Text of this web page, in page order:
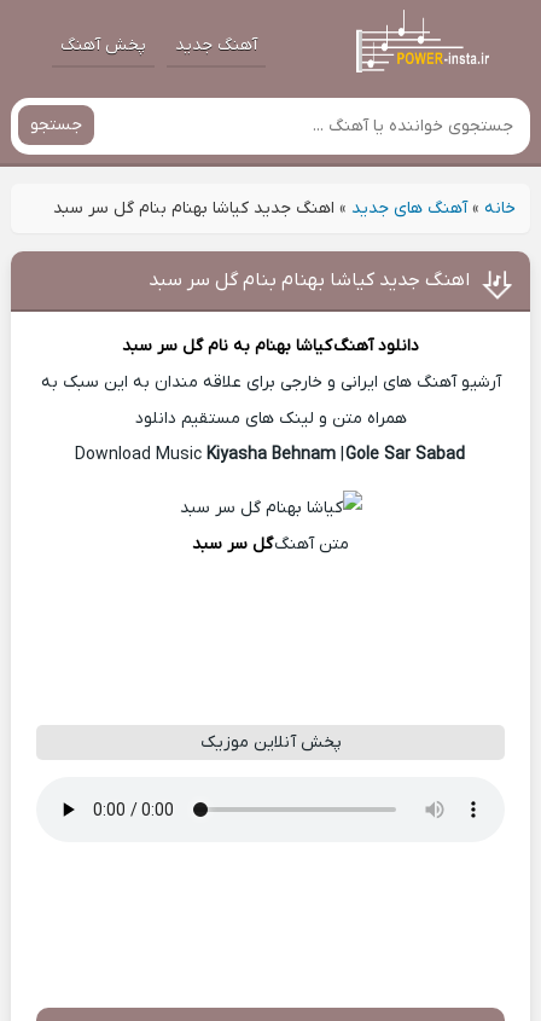
آهنگ جدید پخش آهنگ
جستجو
خانه»آهنگ های جدید » اهنگ جدید کیاشا بهنام بنام گل سر سبد
اهنگ جدید کیاشا بهنام بنام گل سر سبد
دانلود آهنگکیاشا بهنام به نام گل سر سبد
آرشیو آهنگ های ایرانی و خارجی برای علاقه مندان به این سبک به
همراه متن و لینک های مستقیم دانلود
Kiyasha Behnam |Gole Sar Sabad
متن آهنگگل سر سبد
پخش آنلاین موزیک